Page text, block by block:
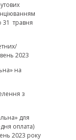
31 травня
2023
на
з
для
оплата)
2023 року